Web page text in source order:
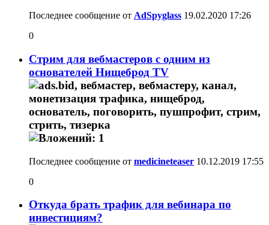
Последнее сообщение от AdSpyglass 19.02.2020 17:26
0
Стрим для вебмастеров с одним из
основателей Нищеброд TV
Последнее сообщение от medicineteaser 10.12.2019 17:55
0
Откуда брать трафик для вебинара по
инвестициям?